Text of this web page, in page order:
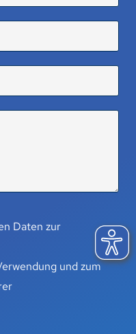
Daten zur
und zum